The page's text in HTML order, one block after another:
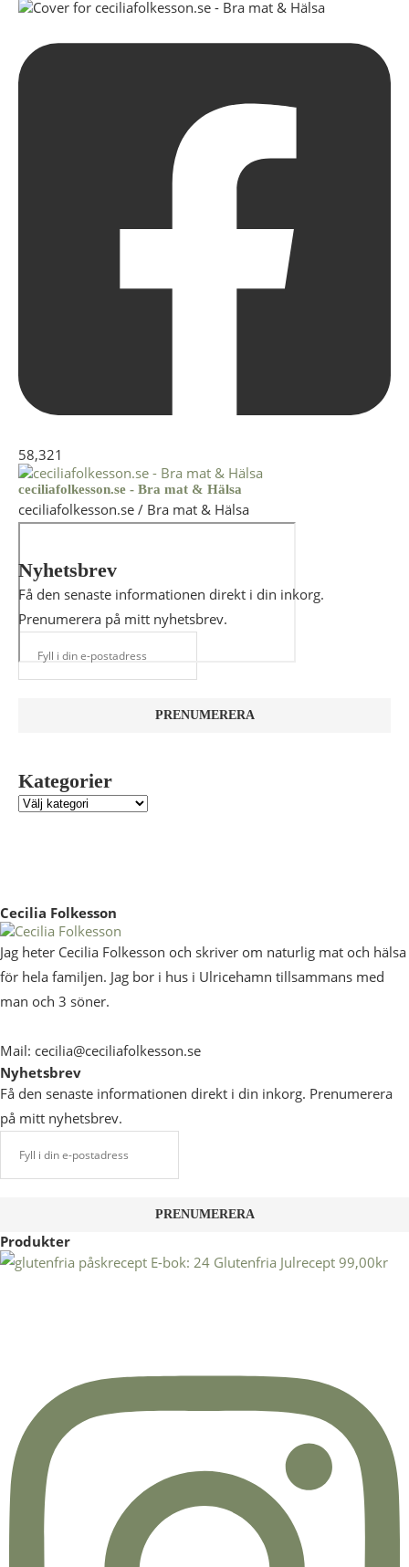
58,321
ceciliafolkesson.se - Bra mat & Hälsa
ceciliafolkesson.se / Bra mat & Hälsa
Nyhetsbrev
Få den senaste informationen direkt i din inkorg.
Prenumerera på mitt nyhetsbrev.
Kategorier
Cecilia Folkesson
Jag heter Cecilia Folkesson och skriver om naturlig mat och hälsa
för hela familjen. Jag bor i hus i Ulricehamn tillsammans med
man och 3 söner.
Mail: cecilia@ceciliafolkesson.se
Nyhetsbrev
Få den senaste informationen direkt i din inkorg. Prenumerera
på mitt nyhetsbrev.
Produkter
E-bok: 24 Glutenfria Julrecept 99,00kr